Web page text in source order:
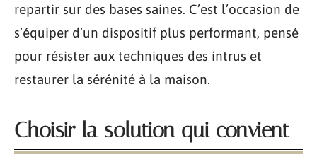
repartir sur des bases saines. C’est l’occasion de
s’équiper d’un dispositif plus performant, pensé
pour résister aux techniques des intrus et
restaurer la sérénité à la maison.
Choisir la solution qui convient